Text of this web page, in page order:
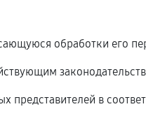
обработки его
в